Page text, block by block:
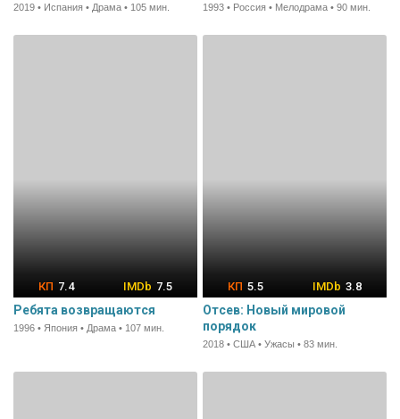
2019 • Испания • Драма • 105 мин. 1993 • Россия • Мелодрама • 90 мин.
7.4 7.5
Ребята возвращаются
1996 • Япония • Драма • 107 мин.
5.5 3.8
Отсев: Новый мировой
порядок
2018 • США • Ужасы • 83 мин.